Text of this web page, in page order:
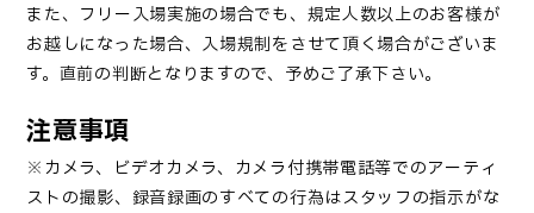
また、フリー入場実施の場合でも、規定人数以上のお客様が
お越しになった場合、入場規制をさせて頂く場合がございま
す。直前の判断となりますので、予めご了承下さい。
注意事項
※カメラ、ビデオカメラ、カメラ付携帯電話等でのアーティ
ストの撮影、録音録画のすべての行為はスタッフの指示がな